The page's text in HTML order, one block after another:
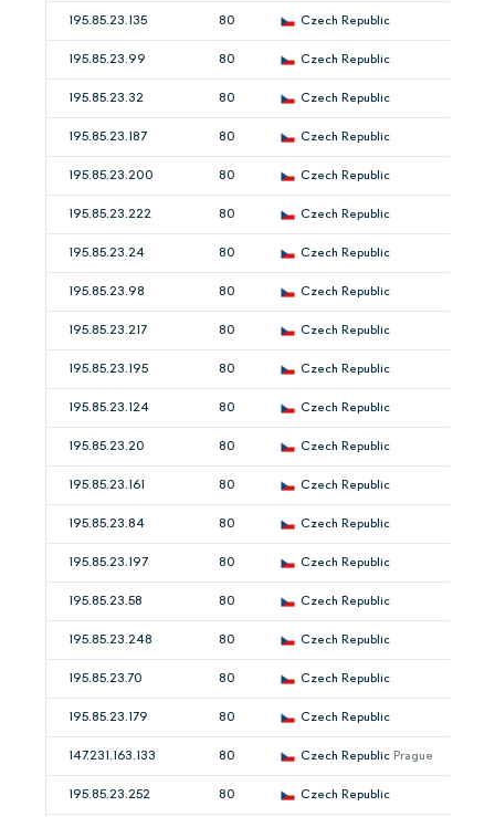
195.85.23.135 80 Czech Republic
195.85.23.99 80 Czech Republic
195.85.23.32 80 Czech Republic
195.85.23.187 80 Czech Republic
195.85.23.200 80 Czech Republic
195.85.23.222 80 Czech Republic
195.85.23.24 80 Czech Republic
195.85.23.98 80 Czech Republic
195.85.23.217 80 Czech Republic
195.85.23.195 80 Czech Republic
195.85.23.124 80 Czech Republic
195.85.23.20 80 Czech Republic
195.85.23.161 80 Czech Republic
195.85.23.84 80 Czech Republic
195.85.23.197 80 Czech Republic
195.85.23.58 80 Czech Republic
195.85.23.248 80 Czech Republic
195.85.23.70 80 Czech Republic
195.85.23.179 80 Czech Republic
147.231.163.133 80 Czech Republic Prague
195.85.23.252 80 Czech Republic